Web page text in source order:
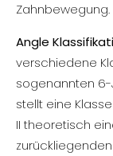
Zahnbewegung.
Angle
verschiedene
sogenannten 6-
stellt eine
II theoretisch